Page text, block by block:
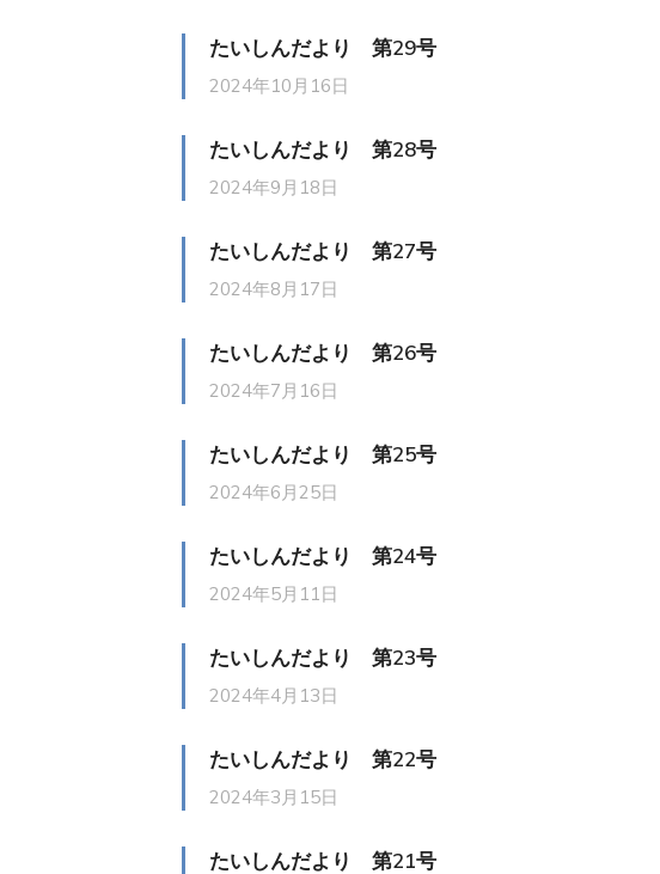
たいしんだより 第29号
2024年10月16日
たいしんだより 第28号
2024年9月18日
たいしんだより 第27号
2024年8月17日
たいしんだより 第26号
2024年7月16日
たいしんだより 第25号
2024年6月25日
たいしんだより 第24号
2024年5月11日
たいしんだより 第23号
2024年4月13日
たいしんだより 第22号
2024年3月15日
たいしんだより 第21号